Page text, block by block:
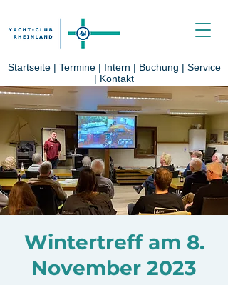
Startseite| Termine | Intern | Buchung | Service
| Kontakt
Wintertreff am 8.
November 2023